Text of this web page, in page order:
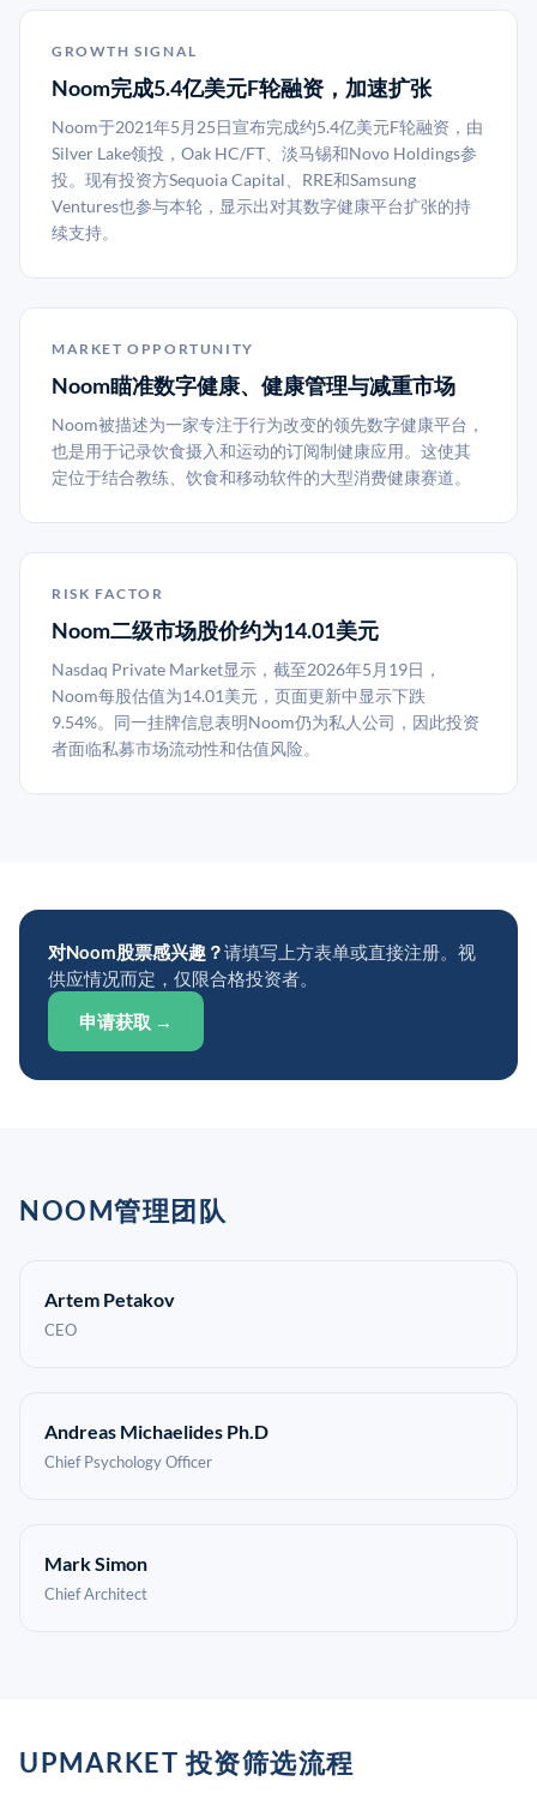
GROWTH SIGNAL
Noom完成5.4亿美元F轮融资，加速扩张
Noom于2021年5月25日宣布完成约5.4亿美元F轮融资，由
Silver Lake领投，Oak HC/FT、淡马锡和Novo Holdings参
投。现有投资方Sequoia Capital、RRE和Samsung
Ventures也参与本轮，显示出对其数字健康平台扩张的持
续支持。
MARKET OPPORTUNITY
Noom瞄准数字健康、健康管理与减重市场
Noom被描述为一家专注于行为改变的领先数字健康平台，
也是用于记录饮食摄入和运动的订阅制健康应用。这使其
定位于结合教练、饮食和移动软件的大型消费健康赛道。
RISK FACTOR
Noom二级市场股价约为14.01美元
Nasdaq Private Market显示，截至2026年5月19日，
Noom每股估值为14.01美元，页面更新中显示下跌
9.54%。同一挂牌信息表明Noom仍为私人公司，因此投资
者面临私募市场流动性和估值风险。
对Noom股票感兴趣？请填写上方表单或直接注册。视
供应情况而定，仅限合格投资者。
申请获取 →
NOOM管理团队
Artem Petakov
CEO
Andreas Michaelides Ph.D
Chief Psychology Officer
Mark Simon
Chief Architect
UPMARKET 投资筛选流程